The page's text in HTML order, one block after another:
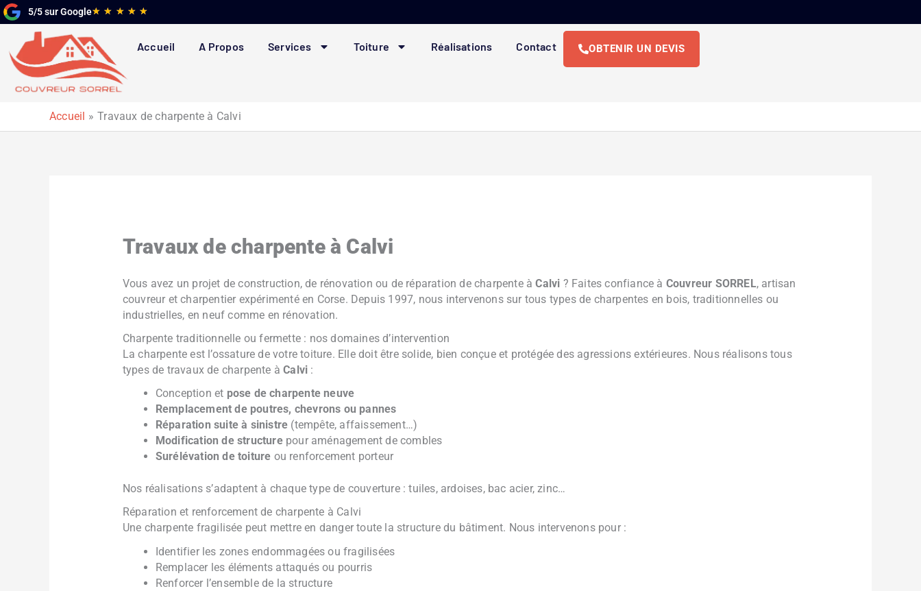
Aller
au
contenu
5/5 sur Google★ ★ ★ ★ ★
5
Accueil A Propos Services Toiture Réalisations Contact OBTENIR UN DEVIS
Accueil Travaux de charpente à Calvi
Travaux de charpente à Calvi
Vous avez un projet de construction, de rénovation ou de réparation de charpente àCalvi ? Faites confiance à Couvreur SORREL, artisan
couvreur et charpentier expérimenté en Corse. Depuis 1997, nous intervenons sur tous types de charpentes en bois, traditionnelles ou
industrielles, en neuf comme en rénovation.
Charpente traditionnelle ou fermette : nos domaines d’intervention
La charpente est l’ossature de votre toiture. Elle doit être solide, bien conçue et protégée des agressions extérieures. Nous réalisons tous
types de travaux de charpente àCalvi :
Conception et pose de charpente neuve
Remplacement de poutres, chevrons ou pannes
Réparation suite à sinistre (tempête, affaissement…)
Modification de structurepour aménagement de combles
Surélévation de toiture ou renforcement porteur
Nos réalisations s’adaptent à chaque type de couverture : tuiles, ardoises, bac acier, zinc…
Réparation et renforcement de charpente à Calvi
Une charpente fragilisée peut mettre en danger toute la structure du bâtiment. Nous intervenons pour :
Identifier les zones endommagées ou fragilisées
Remplacer les éléments attaqués ou pourris
Renforcer l’ensemble de la structure